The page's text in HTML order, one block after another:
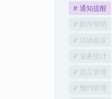
# 通知提醒
# 邮件营销
# 活动会议
# 业务统计
# 员工管理
# 预约管理